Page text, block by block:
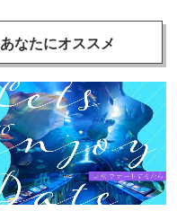
あなたにオススメ